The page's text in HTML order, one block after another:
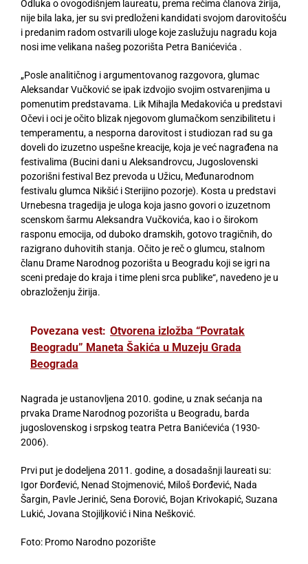
Odluka o ovogodišnjem laureatu, prema rečima članova žirija,
nije bila laka, jer su svi predloženi kandidati svojom darovitošću
i predanim radom ostvarili uloge koje zaslužuju nagradu koja
nosi ime velikana našeg pozorišta Petra Banićevića .
„Posle analitičnog i argumentovanog razgovora, glumac
Aleksandar Vučković se ipak izdvojio svojim ostvarenjima u
pomenutim predstavama. Lik Mihajla Medakovića u predstavi
Očevi i oci je očito blizak njegovom glumačkom senzibilitetu i
temperamentu, a nesporna darovitost i studiozan rad su ga
doveli do izuzetno uspešne kreacije, koja je već nagrađena na
festivalima (Bucini dani u Aleksandrovcu, Jugoslovenski
pozorišni festival Bez prevoda u Užicu, Međunarodnom
festivalu glumca Nikšić i Sterijino pozorje). Kosta u predstavi
Urnebesna tragedija je uloga koja jasno govori o izuzetnom
scenskom šarmu Aleksandra Vučkovića, kao i o širokom
rasponu emocija, od duboko dramskih, gotovo tragičnih, do
razigrano duhovitih stanja. Očito je reč o glumcu, stalnom
članu Drame Narodnog pozorišta u Beogradu koji se igri na
sceni predaje do kraja i time pleni srca publike“, navedeno je u
obrazloženju žirija.
Povezana vest: Otvorena izložba “Povratak
Beogradu” Maneta Šakića u Muzeju Grada
Beograda
Nagrada je ustanovljena 2010. godine, u znak sećanja na
prvaka Drame Narodnog pozorišta u Beogradu, barda
jugoslovenskog i srpskog teatra Petra Banićevića (1930-
2006).
Prvi put je dodeljena 2011. godine, a dosadašnji laureati su:
Igor Đorđević, Nenad Stojmenović, Miloš Đorđević, Nada
Šargin, Pavle Jerinić, Sena Đorović, Bojan Krivokapić, Suzana
Lukić, Jovana Stojiljković i Nina Nešković.
Foto: Promo Narodno pozorište